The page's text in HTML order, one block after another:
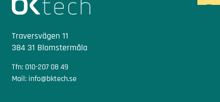
Traversvägen 11
384 31 Blomstermåla
Tfn: 010-207 08 49
Mail: info@bktech.se